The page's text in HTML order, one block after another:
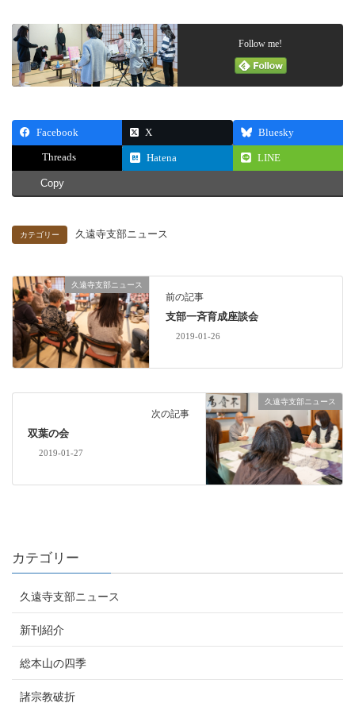
Follow me!
Facebook X Bluesky
Threads Hatena LINE
Copy
カテゴリー 久遠寺支部ニュース
久遠寺支部ニュース
前の記事
支部一斉育成座談会
2019-01-26
久遠寺支部ニュース
次の記事
双葉の会
2019-01-27
カテゴリー
久遠寺支部ニュース
新刊紹介
総本山の四季
諸宗教破折